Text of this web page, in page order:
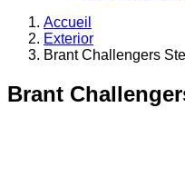
Accueil
Exterior
Brant Challengers
Brant